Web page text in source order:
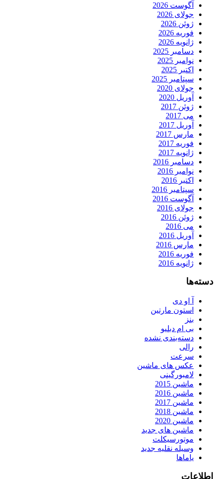
آگوست 2026
جولای 2026
ژوئن 2026
فوریه 2026
ژانویه 2026
دسامبر 2025
نوامبر 2025
اکتبر 2025
سپتامبر 2025
جولای 2020
آوریل 2020
ژوئن 2017
می 2017
آوریل 2017
مارس 2017
فوریه 2017
ژانویه 2017
دسامبر 2016
نوامبر 2016
اکتبر 2016
سپتامبر 2016
آگوست 2016
جولای 2016
ژوئن 2016
می 2016
آوریل 2016
مارس 2016
فوریه 2016
ژانویه 2016
دسته‌ها
آ او دی
استون مارتین
بنز
بی ام دبلیو
دسته‌بندی نشده
رالی
سرعت
عکس های ماشین
لامبورگینی
ماشین 2015
ماشین 2016
ماشین 2017
ماشین 2018
ماشین 2020
ماشین های جدید
موتورسیکلت
وسیله نقلیه جدید
یاماها
اطلاعات